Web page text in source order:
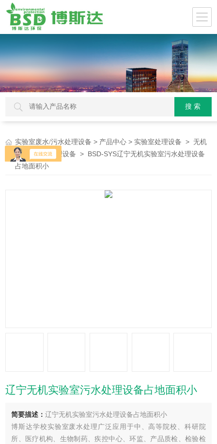
实验室废水/污水处理设备 > 产品中心 > 实验室处理设备 >无机
实验室污水处理设备 > BSD-SYS辽宁无机实验室污水处理设备
占地面积小
辽宁无机实验室污水处理设备占地面积小
简要描述：辽宁无机实验室污水处理设备占地面积小
博斯达学校实验室废水处理广泛应用于中、高等院校、科研院
所、医疗机构、生物制药、疾控中心、环监、产品质检、检验检